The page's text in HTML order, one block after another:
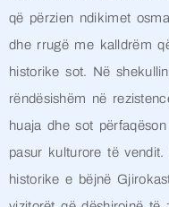
që përzien ndikimet
dhe rrugë me kalldrëm
historike sot. Në
rëndësishëm në
huaja dhe sot
pasur kulturore të
historike e bëjnë